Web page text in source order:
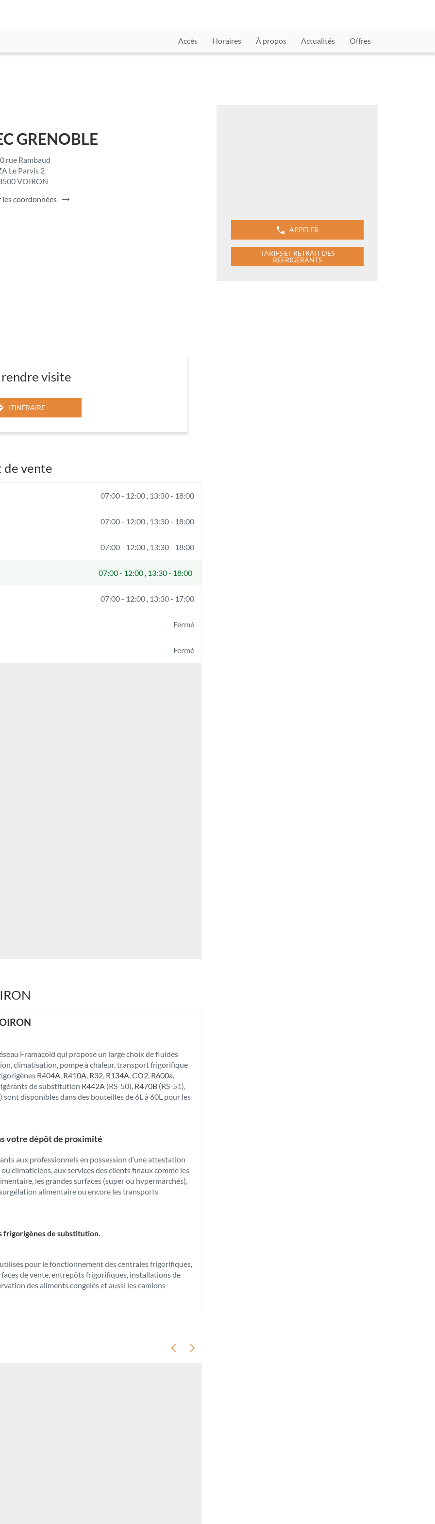
Accès Horaires À propos Actualités Offres
GRENOBLE
rue Rambaud
Le Parvis 2
VOIRON
les coordonnées
rendre visite
ITINÉRAIRE
JUSQU'AU
DE
de vente
07:00- 12:00 13:30- 18:00
07:00- 12:00 13:30- 18:00
07:00- 12:00 13:30- 18:00
07:00- 12:00 13:30- 18:00
07:00- 12:00 13:30- 17:00
Fermé
Fermé
Framacold qui propose un large choix de fluides
climatisation, pompe à chaleur, transport frigorifique
R404A, R410A, R32, R134A,CO2, R600a,
de substitution R442A (RS-50), R470B (RS-51),
sont disponibles dans des bouteilles de 6L à 60L pour les
votre dépôt de proximité
aux professionnels en possession d’une attestation
climaticiens, aux services des clients finaux comme les
les grandes surfaces (super ou hypermarchés),
alimentaire ou encore les transports
frigorigènes de substitution.
pour le fonctionnement des centrales frigorifiques,
de vente, entrepôts frigorifiques, installations de
des aliments congelés et aussi les camions
APPELER
AFFICHER
LE
NUMÉRO
DE
TÉLÉPHONE
TARIFS ET RETRAIT DES
RÉFRIGÉRANTS